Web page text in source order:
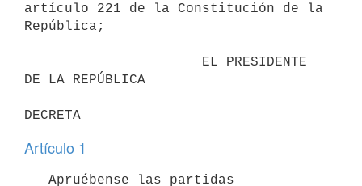
artículo 221 de la Constitución de la
República;
DE LA REPÚBLICA
Artículo 1